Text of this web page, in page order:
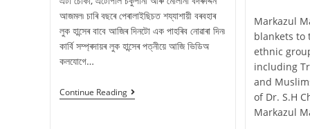
আজমল৷ চাৰি বছৰে পেৰালাইছিচত শয্যাশায়ী বৰবহাৰ
লুক হান্সেৰ বাবে আজিৰ দিনটো এক পাহৰিব নোৱাৰা দিন৷
কাৰ্বি সম্প্ৰদায়ৰ লুক হান্সেৰ পত্নীয়ে আজি ভিডিঅ
কলযোগে…
Continue Reading
Markazul
blankets to
ethnic
including
and
of Dr. S.H
Markazul